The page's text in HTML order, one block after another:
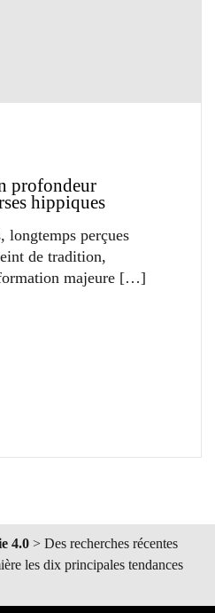
profondeur
hippiques
longtemps perçues
de tradition,
majeure
4.0 > Des recherches récentes
les dix principales tendances